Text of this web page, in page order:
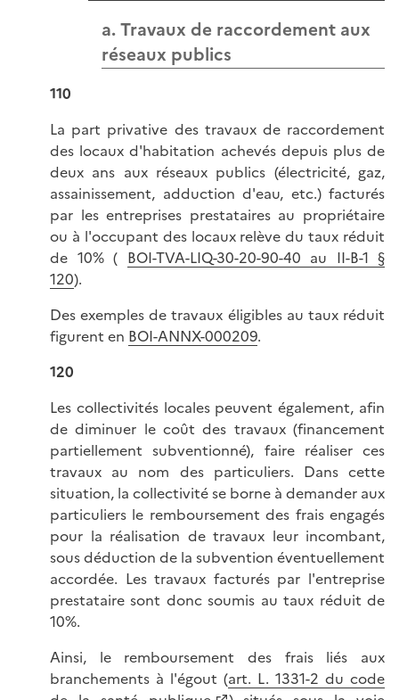
a. Travaux de raccordement aux
réseaux publics
110
La part privative des travaux de raccordement
des locaux d'habitation achevés depuis plus de
deux ans aux réseaux publics (électricité, gaz,
assainissement, adduction d'eau, etc.) facturés
par les entreprises prestataires au propriétaire
ou à l'occupant des locaux relève du taux réduit
de 10% ( BOI-TVA-LIQ-30-20-90-40 au II-B-1 §
120).
Des exemples de travaux éligibles au taux réduit
figurent en BOI-ANNX-000209.
120
Les collectivités locales peuvent également, afin
de diminuer le coût des travaux (financement
partiellement subventionné), faire réaliser ces
travaux au nom des particuliers. Dans cette
situation, la collectivité se borne à demander aux
particuliers le remboursement des frais engagés
pour la réalisation de travaux leur incombant,
sous déduction de la subvention éventuellement
accordée. Les travaux facturés par l'entreprise
prestataire sont donc soumis au taux réduit de
10%.
Ainsi, le remboursement des frais liés aux
branchements à l'égout (art. L. 1331-2 du code